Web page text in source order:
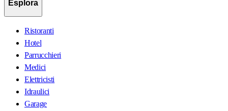
Esplora
Ristoranti
Hotel
Parrucchieri
Medici
Elettricisti
Idraulici
Garage